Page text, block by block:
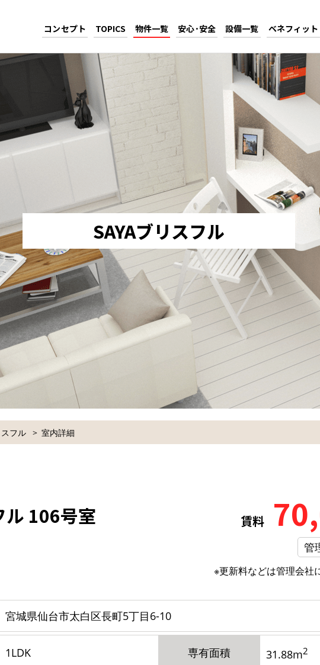
コンセプト TOPICS 物件一覧 安心･安全 設備一覧 ベネフィット
SAYAブリスフル
フル 室内詳細
ル 106号室
賃料
管
※更新料などは管理会社
宮城県仙台市太白区長町5丁目6-10
1LDK 専有面積 31.88m2